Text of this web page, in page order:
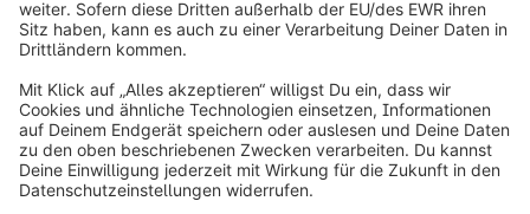
info@shopware.com
Produkt
Lösungen